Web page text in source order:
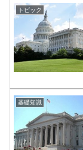
トピック
基礎知識